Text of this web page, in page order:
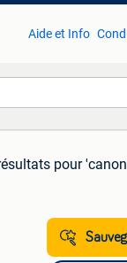
Aide et Info
pour